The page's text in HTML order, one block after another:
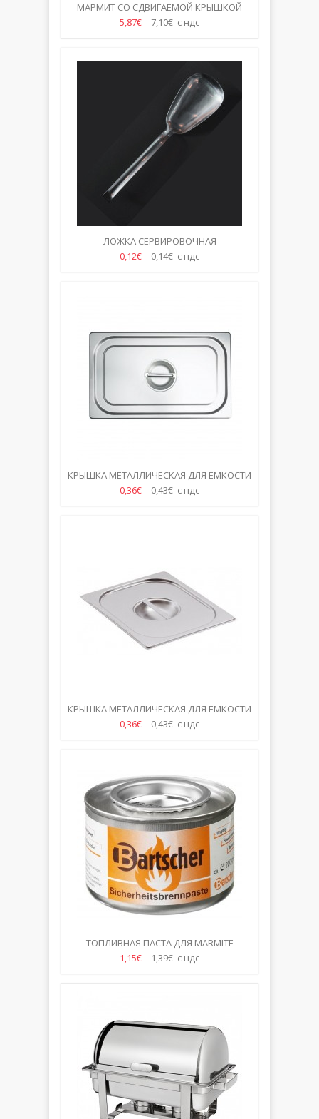
МАРМИТ СО СДВИГАЕМОЙ КРЫШКОЙ
5,87€
7,10€ с ндс
ЛОЖКА СЕРВИРОВОЧНАЯ
0,12€
0,14€ с ндс
КРЫШКА МЕТАЛЛИЧЕСКАЯ ДЛЯ ЕМКОСТИ
G/N 1/1
0,36€ 0,43€ с ндс
КРЫШКА МЕТАЛЛИЧЕСКАЯ ДЛЯ ЕМКОСТИ
G/N 1/2
0,36€ 0,43€ с ндс
ТОПЛИВНАЯ ПАСТА ДЛЯ MARMITE
1,15€
1,39€ с ндс